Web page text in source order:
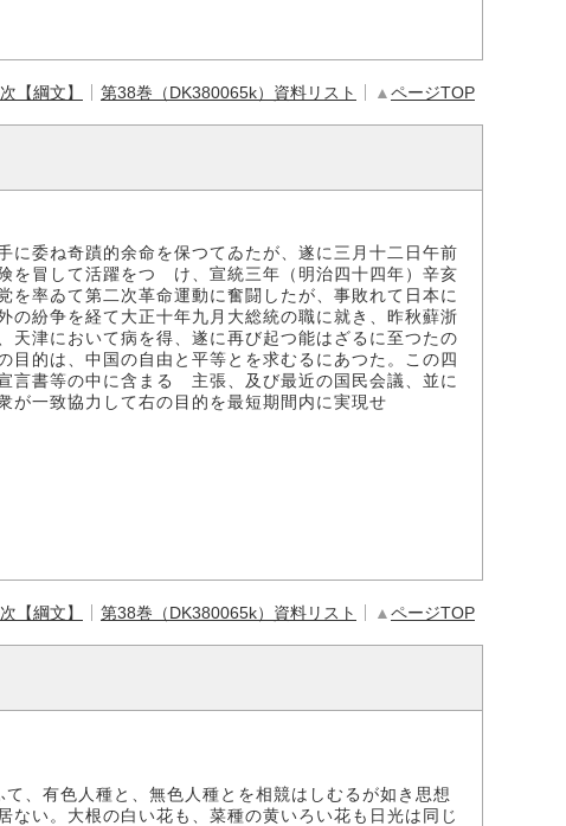
【綱文】 第38巻（DK380065k）資料リスト ▲ページTOP
委ね奇蹟的余命を保つてゐたが、遂に三月十二日午前
を冒して活躍をつゞけ、宣統三年（明治四十四年）辛亥
率ゐて第二次革命運動に奮闘したが、事敗れて日本に
紛争を経て大正十年九月大総統の職に就き、昨秋蘚浙
津において病を得、遂に再び起つ能はざるに至つたの
的は、中国の自由と平等とを求むるにあつた。この四
書等の中に含まるゝ主張、及び最近の国民会議、並に
が一致協力して右の目的を最短期間内に実現せ
【綱文】 第38巻（DK380065k）資料リスト ▲ページTOP
、有色人種と、無色人種とを相競はしむるが如き思想
い。大根の白い花も、菜種の黄いろい花も日光は同じ